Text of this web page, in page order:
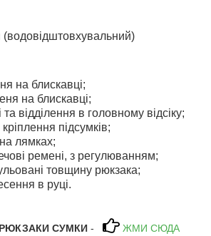
(водовідштовхувальний)
на блискавці;
на блискавці;
відділення в головному відсіку;
підсумків;
лямках;
ремені, з регулюванням;
товщину рюкзака;
в руці.
РЮКЗАКИ СУМКИ - ЖМИ СЮДА